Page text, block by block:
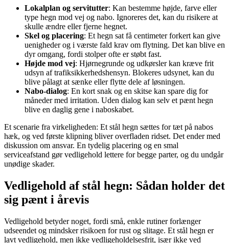
Lokalplan og servitutter: Kan bestemme højde, farve eller
type hegn mod vej og nabo. Ignoreres det, kan du risikere at
skulle ændre eller fjerne hegnet.
Skel og placering: Et hegn sat få centimeter forkert kan give
uenigheder og i værste fald krav om flytning. Det kan blive en
dyr omgang, fordi stolper ofte er støbt fast.
Højde mod vej: Hjørnegrunde og udkørsler kan kræve frit
udsyn af trafiksikkerhedshensyn. Blokeres udsynet, kan du
blive pålagt at sænke eller flytte dele af løsningen.
Nabo-dialog: En kort snak og en skitse kan spare dig for
måneder med irritation. Uden dialog kan selv et pænt hegn
blive en daglig gene i naboskabet.
Et scenarie fra virkeligheden: Et stål hegn sættes for tæt på nabos
hæk, og ved første klipning bliver overfladen ridset. Det ender med
diskussion om ansvar. En tydelig placering og en smal
serviceafstand gør vedligehold lettere for begge parter, og du undgår
unødige skader.
Vedligehold af stål hegn: Sådan holder det
sig pænt i årevis
Vedligehold betyder noget, fordi små, enkle rutiner forlænger
udseendet og mindsker risikoen for rust og slitage. Et stål hegn er
lavt vedligehold, men ikke vedligeholdelsesfrit, især ikke ved